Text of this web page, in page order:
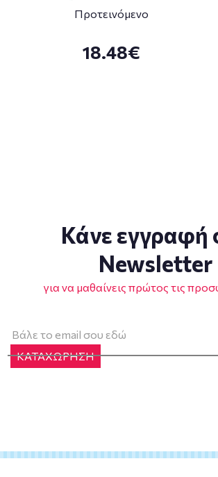
Προτεινόμενο
18.48€
Κάνε εγγραφή
Newsletter
για να μαθαίνεις πρώτος τις
ΚΑΤΑΧΩΡΗΣΗ